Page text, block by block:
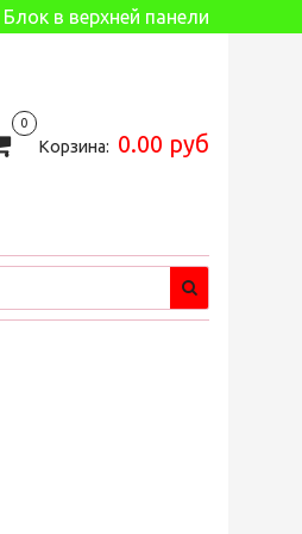
Блок в верхней панели
0
Корзина: 0.00 руб